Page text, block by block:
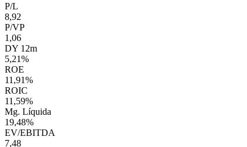
P/L
8,92
P/VP
1,06
DY 12m
5,21%
ROE
11,91%
ROIC
11,59%
Mg. Líquida
19,48%
EV/EBITDA
7,48